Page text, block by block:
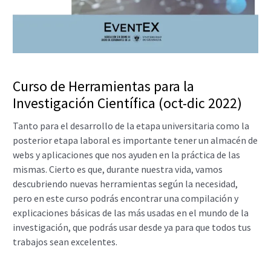
Curso de Herramientas para la
Investigación Científica (oct-dic 2022)
Tanto para el desarrollo de la etapa universitaria como la
posterior etapa laboral es importante tener un almacén de
webs y aplicaciones que nos ayuden en la práctica de las
mismas. Cierto es que, durante nuestra vida, vamos
descubriendo nuevas herramientas según la necesidad,
pero en este curso podrás encontrar una compilación y
explicaciones básicas de las más usadas en el mundo de la
investigación, que podrás usar desde ya para que todos tus
trabajos sean excelentes.